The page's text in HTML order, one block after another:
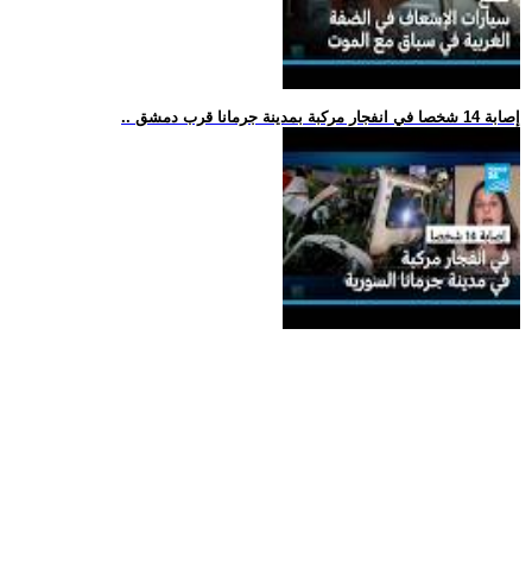
.. إصابة 14 شخصا في انفجار مركبة بمدينة جرمانا قرب دمشق